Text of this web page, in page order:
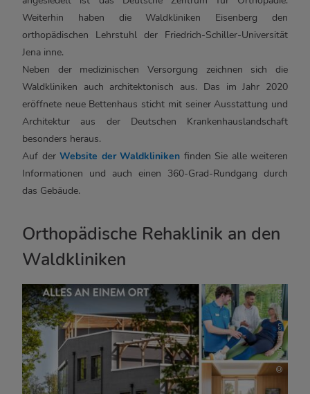
Weiterhin haben die Waldkliniken Eisenberg den
orthopädischen Lehrstuhl der Friedrich-Schiller-Universität
Jena inne.
Neben der medizinischen Versorgung zeichnen sich die
Waldkliniken auch architektonisch aus. Das im Jahr 2020
eröffnete neue Bettenhaus sticht mit seiner Ausstattung und
Architektur aus der Deutschen Krankenhauslandschaft
besonders heraus.
Auf der Website der Waldkliniken finden Sie alle weiteren
Informationen und auch einen 360-Grad-Rundgang durch
das Gebäude.
Orthopädische Rehaklinik an den
Waldkliniken
Waldkliniken Eisenberg